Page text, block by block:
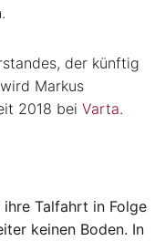
der künftig
Markus
2018 bei Varta.
Talfahrt in Folge
keinen Boden. In